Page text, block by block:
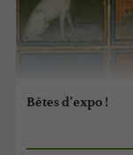
Bêtes d’expo !